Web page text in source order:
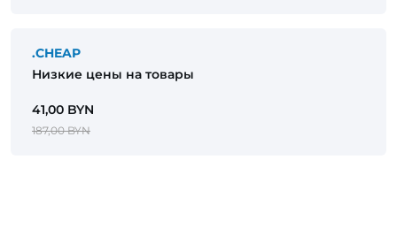
.CHEAP
Низкие цены на товары
41,00 BYN
187,00 BYN